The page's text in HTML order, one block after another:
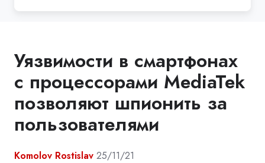
Уязвимости в смартфонах
с процессорами MediaTek
позволяют шпионить за
пользователями
Komolov Rostislav 25/11/21